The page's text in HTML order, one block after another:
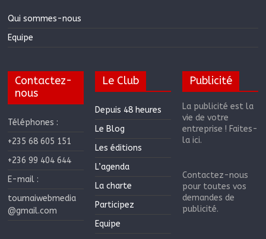
Qui sommes-nous
Equipe
Contactez-
nous
Téléphones :
+235 68 605 151
+236 99 404 644
E-mail :
toumaiwebmedia
@gmail.com
Le Club
Depuis 48 heures
Le Blog
Les éditions
L’agenda
La charte
Participez
Equipe
Publicité
La publicité est la
vie de votre
entreprise ! Faites-
la ici.
Contactez-nous
pour toutes vos
demandes de
publicité.